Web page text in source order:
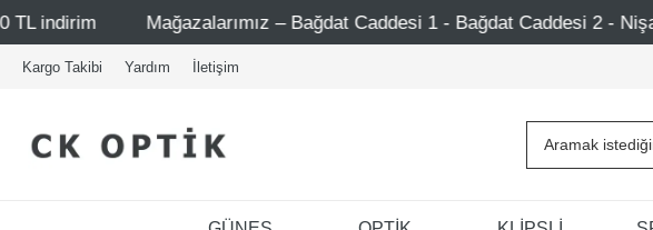
– Bağdat Caddesi 1 - Bağdat Caddesi 2 - Nişantaşı – Etiler –
Kargo Takibi Yardım İletişim